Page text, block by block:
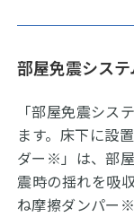
部屋免震システ
「部屋免震シス
ます。床下に設
ダー※」は、部
震時の揺れを吸
ね摩擦ダンパー